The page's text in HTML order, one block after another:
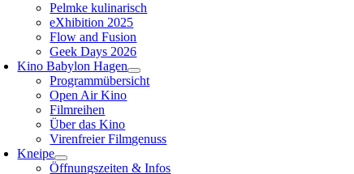
Pelmke kulinarisch
eXhibition 2025
Flow and Fusion
Geek Days 2026
Kino Babylon Hagen
Programmübersicht
Open Air Kino
Filmreihen
Über das Kino
Virenfreier Filmgenuss
Kneipe
Öffnungszeiten & Infos